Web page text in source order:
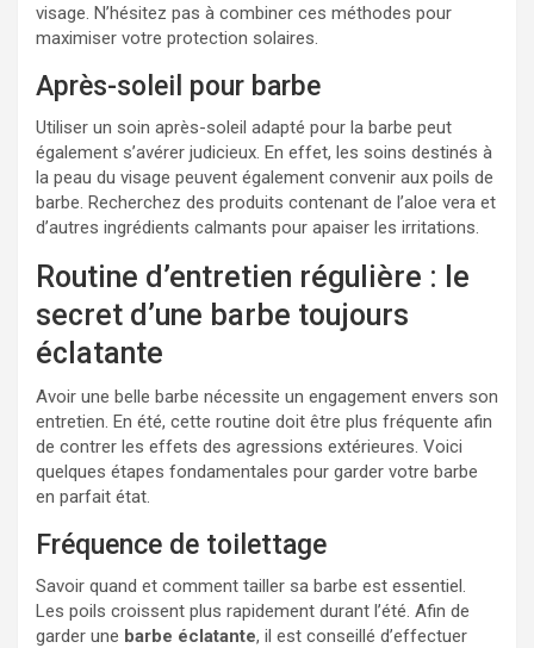
visage. N’hésitez pas à combiner ces méthodes pour
maximiser votre protection solaires.
Après-soleil pour barbe
Utiliser un soin après-soleil adapté pour la barbe peut
également s’avérer judicieux. En effet, les soins destinés à
la peau du visage peuvent également convenir aux poils de
barbe. Recherchez des produits contenant de l’aloe vera et
d’autres ingrédients calmants pour apaiser les irritations.
Routine d’entretien régulière : le
secret d’une barbe toujours
éclatante
Avoir une belle barbe nécessite un engagement envers son
entretien. En été, cette routine doit être plus fréquente afin
de contrer les effets des agressions extérieures. Voici
quelques étapes fondamentales pour garder votre barbe
en parfait état.
Fréquence de toilettage
Savoir quand et comment tailler sa barbe est essentiel.
Les poils croissent plus rapidement durant l’été. Afin de
garder une barbe éclatante, il est conseillé d’effectuer